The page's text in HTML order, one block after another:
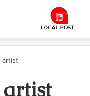
artist
artist